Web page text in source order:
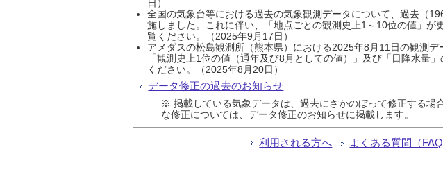
日）
全国の気象台等における過去の気象観測データについて、過去（
施しました。これに伴い、「地点ごとの観測史上1～10位の値」が
覧ください。（2025年9月17日）
アメダスの松島観測所（熊本県）における2025年8月11日の観測
「観測史上1位の値（通年及び8月としての値）」及び「日降水量
ください。（2025年8月20日）
データ修正の過去のお知らせ
※ 掲載している気象データは、過去にさかのぼって修正する場
な修正については、データ修正のお知らせに掲載します。
利用される方へ よくある質問（FAQ